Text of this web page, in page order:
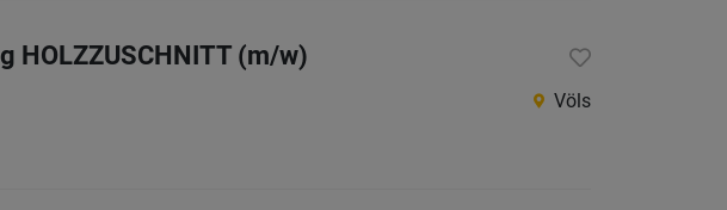
HOLZZUSCHNITT (m/w)
Völs